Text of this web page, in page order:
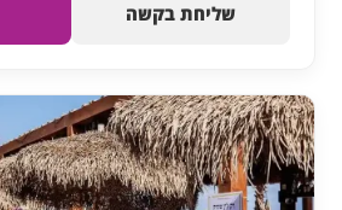
שליחת בקשה